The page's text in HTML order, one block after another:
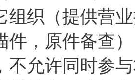
组织（提供营
件，原件备查
不允许同时参